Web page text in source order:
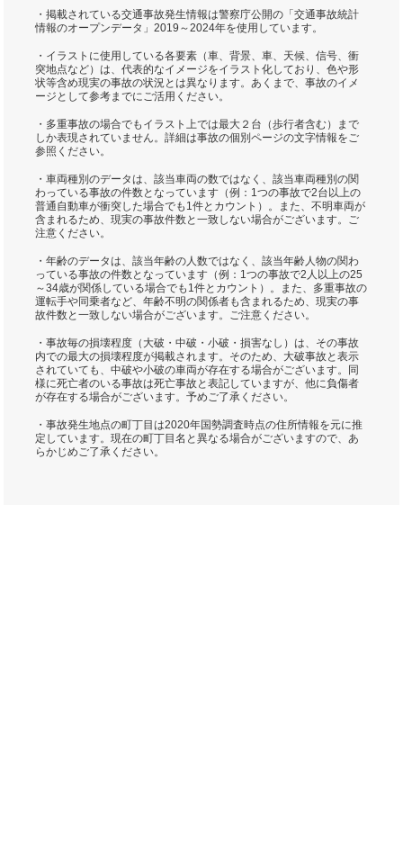
・掲載されている交通事故発生情報は警察庁公開の「交通事故統計
情報のオープンデータ」2019～2024年を使用しています。
・イラストに使用している各要素（車、背景、車、天候、信号、衝
突地点など）は、代表的なイメージをイラスト化しており、色や形
状等含め現実の事故の状況とは異なります。あくまで、事故のイメ
ージとして参考までにご活用ください。
・多重事故の場合でもイラスト上では最大２台（歩行者含む）まで
しか表現されていません。詳細は事故の個別ページの文字情報をご
参照ください。
・車両種別のデータは、該当車両の数ではなく、該当車両種別の関
わっている事故の件数となっています（例：1つの事故で2台以上の
普通自動車が衝突した場合でも1件とカウント）。また、不明車両が
含まれるため、現実の事故件数と一致しない場合がございます。ご
注意ください。
・年齢のデータは、該当年齢の人数ではなく、該当年齢人物の関わ
っている事故の件数となっています（例：1つの事故で2人以上の25
～34歳が関係している場合でも1件とカウント）。また、多重事故の
運転手や同乗者など、年齢不明の関係者も含まれるため、現実の事
故件数と一致しない場合がございます。ご注意ください。
・事故毎の損壊程度（大破・中破・小破・損害なし）は、その事故
内での最大の損壊程度が掲載されます。そのため、大破事故と表示
されていても、中破や小破の車両が存在する場合がございます。同
様に死亡者のいる事故は死亡事故と表記していますが、他に負傷者
が存在する場合がございます。予めご了承ください。
・事故発生地点の町丁目は2020年国勢調査時点の住所情報を元に推
定しています。現在の町丁目名と異なる場合がございますので、あ
らかじめご了承ください。